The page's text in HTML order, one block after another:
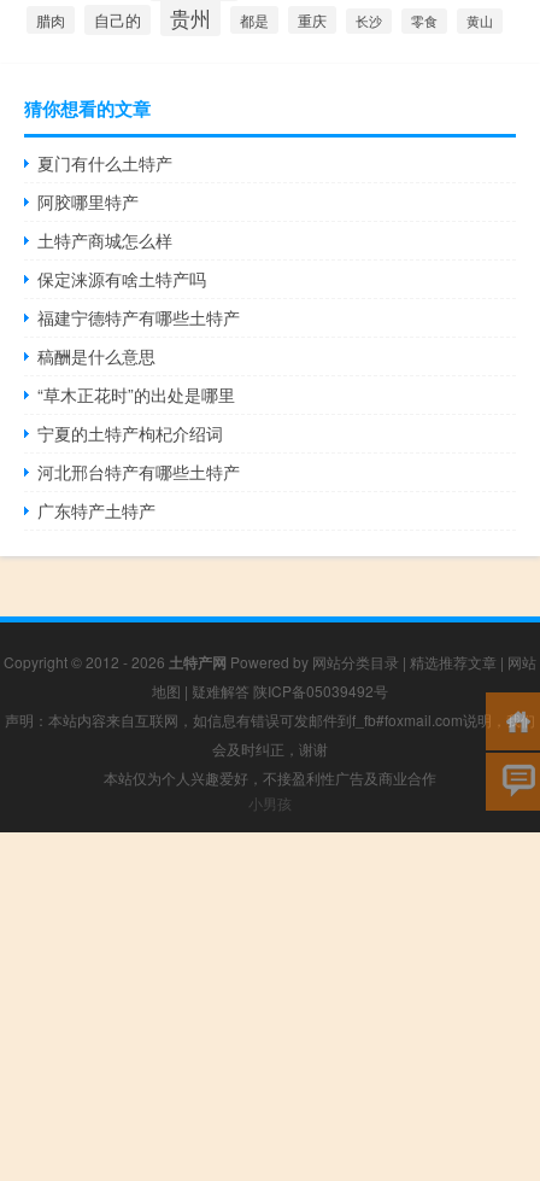
腊肉 自己的 贵州 都是 重庆 长沙 零食 黄山
猜你想看的文章
夏门有什么土特产
阿胶哪里特产
土特产商城怎么样
保定涞源有啥土特产吗
福建宁德特产有哪些土特产
稿酬是什么意思
“草木正花时”的出处是哪里
宁夏的土特产枸杞介绍词
河北邢台特产有哪些土特产
广东特产土特产
Copyright © 2012 - 2026 土特产网 Powered by 网站分类目录 | 精选推荐文章 | 网站
地图 | 疑难解答 陕ICP备05039492号
声明：本站内容来自互联网，如信息有错误可发邮件到f_fb#foxmail.com说明，我们
会及时纠正，谢谢
本站仅为个人兴趣爱好，不接盈利性广告及商业合作
小男孩